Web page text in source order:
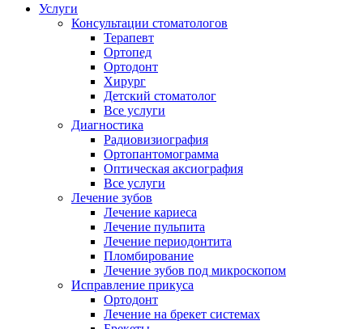
Услуги
Консультации стоматологов
Терапевт
Ортопед
Ортодонт
Хирург
Детский стоматолог
Все услуги
Диагностика
Радиовизиография
Ортопантомограмма
Оптическая аксиография
Все услуги
Лечение зубов
Лечение кариеса
Лечение пульпита
Лечение периодонтита
Пломбирование
Лечение зубов под микроскопом
Исправление прикуса
Ортодонт
Лечение на брекет системах